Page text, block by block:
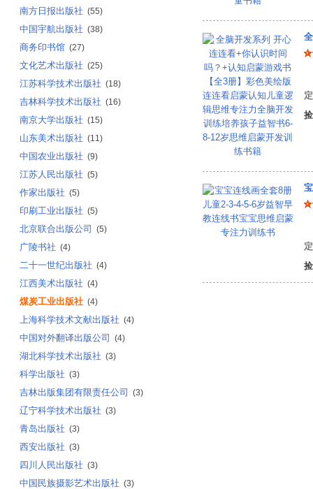
南方日报出版社 (55)
中国宇航出版社 (38)
商务印书馆 (27)
文化艺术出版社 (25)
江苏科学技术出版社 (18)
吉林科学技术出版社 (16)
南京大学出版社 (15)
山东美术出版社 (11)
中国农业出版社 (9)
江苏人民出版社 (5)
作家出版社 (5)
印刷工业出版社 (5)
北京联合出版公司 (5)
广陵书社 (4)
二十一世纪出版社 (4)
江西美术出版社 (4)
煤炭工业出版社 (4)
上海科学技术文献出版社 (4)
中国对外翻译出版公司 (4)
湖北科学技术出版社 (3)
科学出版社 (3)
吉林出版集团有限责任公司 (3)
辽宁科学技术出版社 (3)
青岛出版社 (3)
西安出版社 (3)
四川人民出版社 (3)
中国民族摄影艺术出版社 (3)